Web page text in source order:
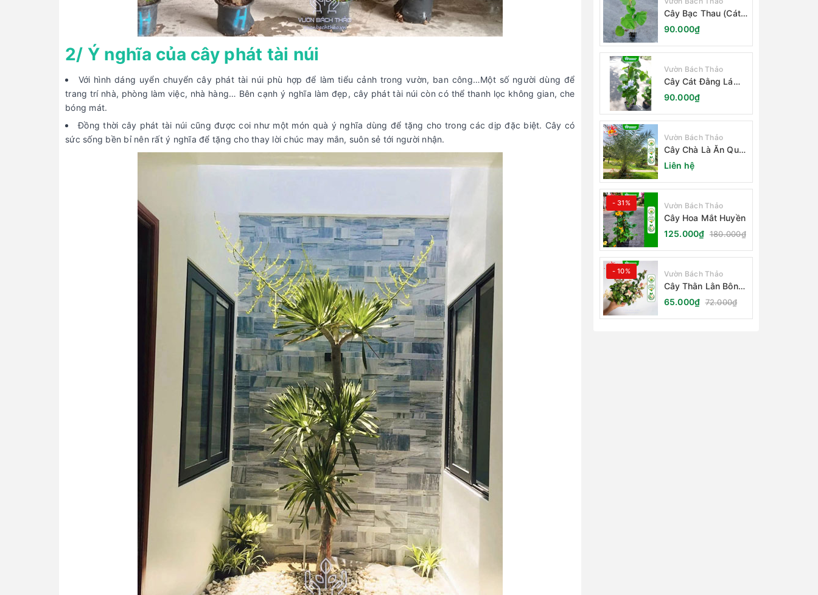
2/ Ý nghĩa của cây phát tài núi
Với hình dáng uyển chuyển cây phát tài núi phù hợp để làm tiểu cảnh trong vườn, ban công…Một số người dùng để
trang trí nhà, phòng làm việc, nhà hàng… Bên cạnh ý nghĩa làm đẹp, cây phát tài núi còn có thể thanh lọc không gian, che
bóng mát.
Đồng thời cây phát tài núi cũng được coi như một món quà ý nghĩa dùng để tặng cho trong các dịp đặc biệt. Cây có
sức sống bền bỉ nên rất ý nghĩa để tặng cho thay lời chúc may mắn, suôn sẻ tới người nhận.
Cây Bạc Thau (Cát
Đằng Lá Lớn)
90.000₫
Vườn Bách Thảo
Cây Cát Đằng Lá
Nhỏ
90.000₫
Vườn Bách Thảo
Cây Chà Là Ăn Quả
Barhee Trồng Sân
Vườn
Liên hệ
- 31% Vườn Bách Thảo
Cây Hoa Mắt Huyền
125.000₫ 180.000₫
- 10% Vườn Bách Thảo
Cây Thằn Lằn Bông
(Vảy Ốc Cẩm Thạch)
65.000₫ 72.000₫